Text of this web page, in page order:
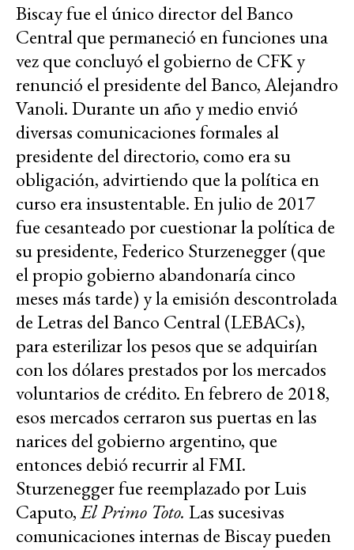
Biscay fue el único director del Banco
Central que permaneció en funciones una
vez que concluyó el gobierno de CFK y
renunció el presidente del Banco, Alejandro
Vanoli. Durante un año y medio envió
diversas comunicaciones formales al
presidente del directorio, como era su
obligación, advirtiendo que la política en
curso era insustentable. En julio de 2017
fue cesanteado por cuestionar la política de
su presidente, Federico Sturzenegger (que
el propio gobierno abandonaría cinco
meses más tarde) y la emisión descontrolada
de Letras del Banco Central (LEBACs),
para esterilizar los pesos que se adquirían
con los dólares prestados por los mercados
voluntarios de crédito. En febrero de 2018,
esos mercados cerraron sus puertas en las
narices del gobierno argentino, que
entonces debió recurrir al FMI.
Sturzenegger fue reemplazado por Luis
Caputo,El Primo Toto. Las sucesivas
comunicaciones internas de Biscay pueden